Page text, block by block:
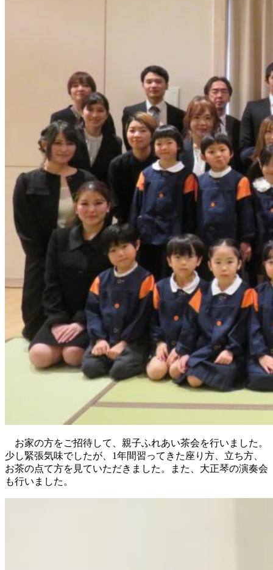
お家の方をご招待して、親子ふれあい茶会を行いました。
少し緊張気味でしたが、1年間習ってきた座り方、立ち方、
お茶の点て方を見ていただきました。また、大正琴の演奏会
も行いました。